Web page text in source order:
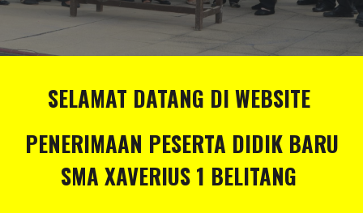
SELAMAT DATANG DI WEBSITE
PENERIMAAN PESERTA DIDIK BARU
SMA XAVERIUS 1 BELITANG